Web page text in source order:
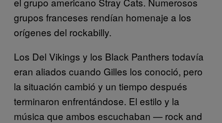
grupos franceses rendían homenaje a los
orígenes del rockabilly.
Los Del Vikings y los Black Panthers todavía
eran aliados cuando Gilles los conoció, pero
la situación cambió y un tiempo después
terminaron enfrentándose. El estilo y la
música que ambos escuchaban — rock and